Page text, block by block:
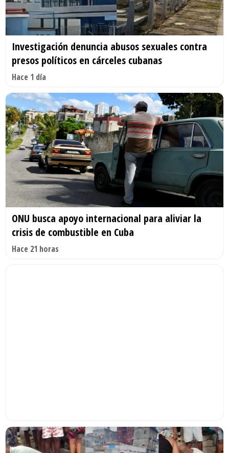
Investigación denuncia abusos sexuales contra
presos políticos en cárceles cubanas
Hace 1 día
ONU busca apoyo internacional para aliviar la
crisis de combustible en Cuba
Hace 21 horas